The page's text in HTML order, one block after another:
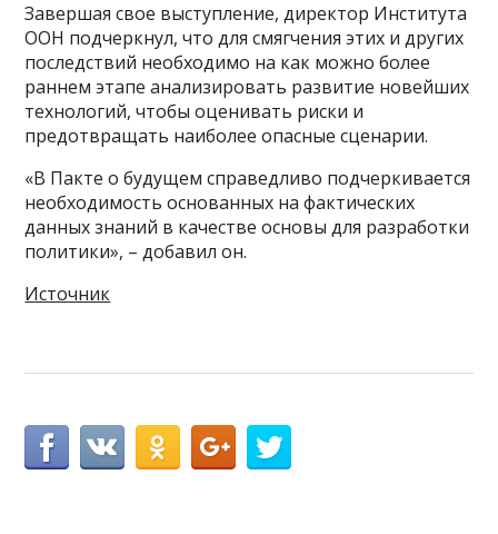
Завершая свое выступление, директор Института
ООН подчеркнул, что для смягчения этих и других
последствий необходимо на как можно более
раннем этапе анализировать развитие новейших
технологий, чтобы оценивать риски и
предотвращать наиболее опасные сценарии.
«В Пакте о будущем справедливо подчеркивается
необходимость основанных на фактических
данных знаний в качестве основы для разработки
политики», – добавил он.
Источник